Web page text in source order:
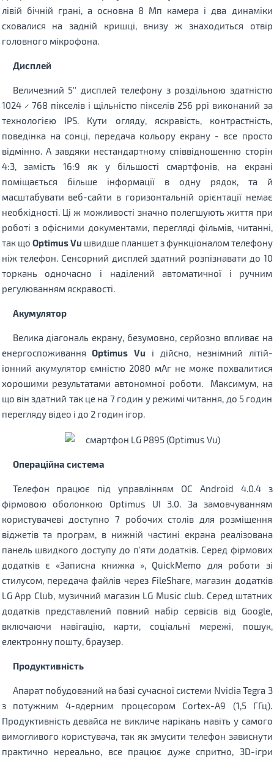
лівій бічній грані, а основна 8 Мп камера і два динаміки
сховалися на задній кришці, внизу ж знаходиться отвір
головного мікрофона.
Дисплей
Величезний 5'' дисплей телефону з роздільною здатністю
1024 × 768 пікселів і щільністю пікселів 256 ppi виконаний за
технологією IPS. Кути огляду, яскравість, контрастність,
поведінка на сонці, передача кольору екрану - все просто
відмінно. А завдяки нестандартному співвідношенню сторін
4:3, замість 16:9 як у більшості смартфонів, на екрані
поміщається більше інформації в одну рядок, та й
масштабувати веб-сайти в горизонтальній орієнтації немає
необхідності. Ці ж можливості значно полегшують життя при
роботі з офісними документами, перегляді фільмів, читанні,
так що Optimus Vu швидше планшет з функціоналом телефону
ніж телефон. Сенсорний дисплей здатний розпізнавати до 10
торкань одночасно і наділений автоматичної і ручним
регулюванням яскравості.
Акумулятор
Велика діагональ екрану, безумовно, серйозно впливає на
енергоспоживанняOptimus Vu і дійсно, незнімний літій-
іонний акумулятор ємністю 2080 мАг не може похвалитися
хорошими результатами автономної роботи. Максимум, на
що він здатний так це на 7 годин у режимі читання, до 5 годин
перегляду відео і до 2 годин ігор.
Операційна система
Телефон працює під управлінням ОС Android 4.0.4 з
фірмовою оболонкою Optimus UI 3.0. За замовчуванням
користувачеві доступно 7 робочих столів для розміщення
віджетів та програм, в нижній частині екрана реалізована
панель швидкого доступу до п'яти додатків. Серед фірмових
додатків є «Записна книжка », QuickMemo для роботи зі
стилусом, передача файлів через FileShare, магазин додатків
LG App Club, музичний магазин LG Music club. Серед штатних
додатків представлений повний набір сервісів від Google,
включаючи навігацію, карти, соціальні мережі, пошук,
електронну пошту, браузер.
Продуктивність
Апарат побудований на базі сучасної системи Nvidia Tegra 3
з потужним 4-ядерним процесором Cortex-A9 (1,5 ГГц).
Продуктивність девайса не викличе нарікань навіть у самого
вимогливого користувача, так як змусити телефон зависнути
практично нереально, все працює дуже спритно, 3D-ігри